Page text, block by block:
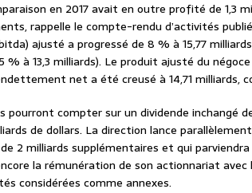
en 2017 avait en outre profité de 1,3
rappelle le compte-rendu d’activités
ajusté a progressé de 8 % à 15,77
% à 13,3 milliards). Le produit ajusté du
net a été creusé à 14,71 milliards,
pourront compter sur un dividende inchangé
de dollars. La direction lance
2 milliards supplémentaires et qui
la rémunération de son actionnariat
considérées comme annexes.